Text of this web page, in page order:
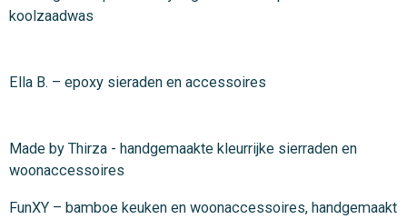
koolzaadwas
Ella B. – epoxy sieraden en accessoires
Made by Thirza - handgemaakte kleurrijke sierraden en
woonaccessoires
FunXY – bamboe keuken en woonaccessoires, handgemaakt